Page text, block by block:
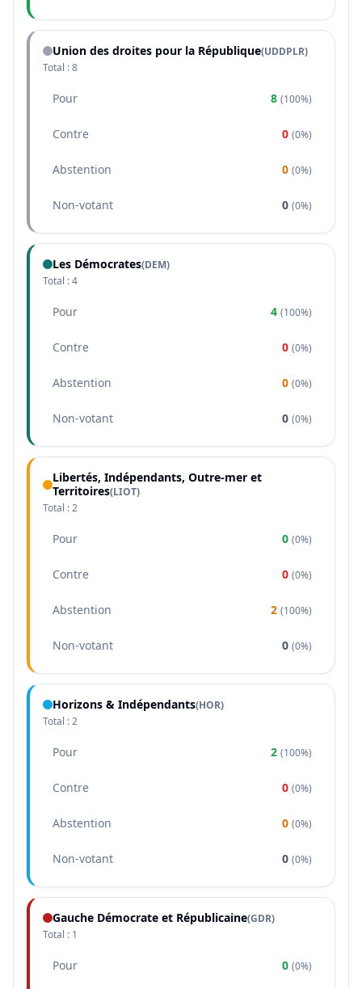
Union des droites pour la République(UDDPLR)
Total :8
Pour 8 (100%)
Contre 0 (0%)
Abstention 0 (0%)
Non-votant 0 (0%)
Les Démocrates(DEM)
Total :4
Pour 4 (100%)
Contre 0 (0%)
Abstention 0 (0%)
Non-votant 0 (0%)
Libertés, Indépendants, Outre-mer et
Territoires(LIOT)
Total :2
Pour 0 (0%)
Contre 0 (0%)
Abstention 2 (100%)
Non-votant 0 (0%)
Horizons & Indépendants(HOR)
Total :2
Pour 2 (100%)
Contre 0 (0%)
Abstention 0 (0%)
Non-votant 0 (0%)
Gauche Démocrate et Républicaine(GDR)
Total : 1
Pour 0 (0%)